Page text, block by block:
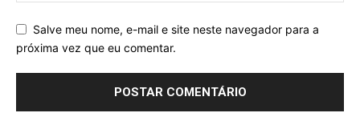
Salve meu nome, e-mail e site neste navegador para a
próxima vez que eu comentar.